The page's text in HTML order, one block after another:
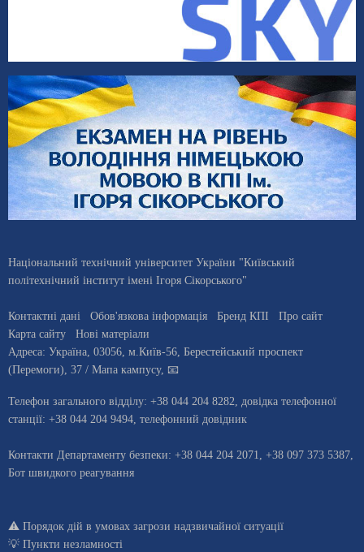
Національний технічний університет України "Київський
політехнічний інститут імені Ігоря Сікорського"
Контактні дані Обов'язкова інформація Бренд КПІ
Про сайт
Карта сайту
Нові матеріали
Адреса: Україна 03056 , м. Київ-56, Берестейський проспект
(Перемоги), 37 / Мапа кампусу, 📧
Телефон загального відділу: +38 044 204 8282 , довiдка телефонної
станцiї: +38 044 204 9494 телефонний довідник
Контакти Департаменту безпеки: +38 044 204 2071, +38 097 373 5387,
Бот швидкого реагування
⚠️ Порядок дій в умовах загрози надзвичайної ситуації
💡 Пункти незламності